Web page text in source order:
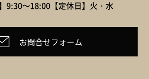
9:30～18:00【定休日】火・水
お問合せフォーム